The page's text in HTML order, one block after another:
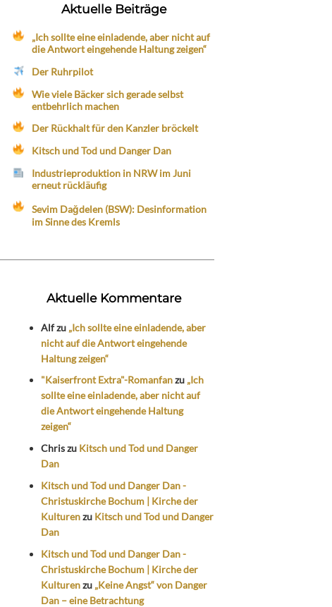
Aktuelle Beiträge
„Ich sollte eine einladende, aber nicht auf
die Antwort eingehende Haltung zeigen“
Der Ruhrpilot
Wie viele Bäcker sich gerade selbst
entbehrlich machen
Der Rückhalt für den Kanzler bröckelt
Kitsch und Tod und Danger Dan
Industrieproduktion in NRW im Juni
erneut rückläufig
Sevim Dağdelen (BSW): Desinformation
im Sinne des Kremls
Aktuelle Kommentare
Alfzu „Ich sollte eine einladende, aber
nicht auf die Antwort eingehende
Haltung zeigen“
"Kaiserfront Extra"-Romanfanzu „Ich
sollte eine einladende, aber nicht auf
die Antwort eingehende Haltung
zeigen“
Chriszu Kitsch und Tod und Danger
Dan
Kitsch und Tod und Danger Dan -
Christuskirche Bochum | Kirche der
Kulturenzu Kitsch und Tod und Danger
Dan
Kitsch und Tod und Danger Dan -
Christuskirche Bochum | Kirche der
Kulturenzu „Keine Angst“ von Danger
Dan – eine Betrachtung